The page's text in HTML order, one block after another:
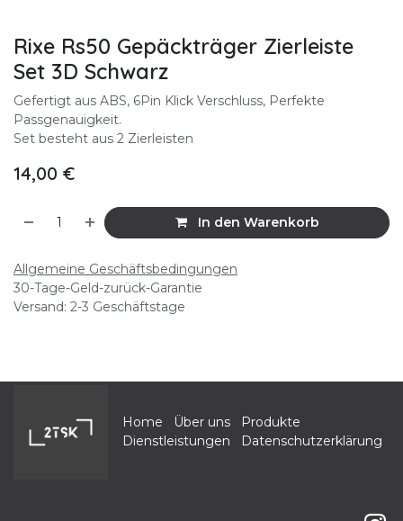
Rixe Rs50 Gepäckträger Zierleiste
Set 3D Schwarz
Gefertigt aus ABS, 6Pin Klick Verschluss, Perfekte
Passgenauigkeit.
Set besteht aus 2 Zierleisten
14,00 €
In den Warenkorb
Allgemeine Geschäftsbedingungen
30-Tage-Geld-zurück-Garantie
Versand: 2-3 Geschäftstage
Home Über uns
Produkte
Dienstleistungen
Datenschutzerklärung